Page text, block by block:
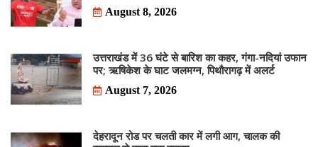
August 8, 2026
उत्तराखंड में 36 घंटे से बारिश का कहर, गंगा-नदियां उफान
पर; ऋषिकेश के घाट जलमग्न, पिथौरागढ़ में अलर्ट
August 7, 2026
देहरादून रोड पर चलती कार में लगी आग, चालक की